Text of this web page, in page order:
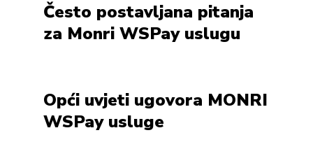
Često postavljana pitanja
za Monri WSPay uslugu
Opći uvjeti ugovora MONRI
WSPay usluge